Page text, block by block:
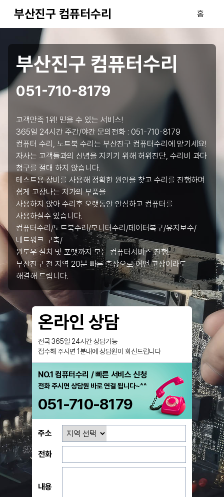
부산진구 컴퓨터수리 홈
부산진구 컴퓨터수리
051-710-8179
고객만족 1위! 믿을 수 있는 서비스!
365일 24시간 주간/야간 문의전화 : 051-710-8179
컴퓨터 수리, 노트북 수리는 부산진구 컴퓨터수리에 맡기세요!
자사는 고객들과의 신념을 지키기 위해 허위진단, 수리비 과다
청구를 절대 하지 않습니다.
테스트용 장비를 사용해 정확한 원인을 찾고 수리를 진행하며
쉽게 고장나는 저가의 부품을
사용하지 않아 수리후 오랫동안 안심하고 컴퓨터를
사용하실수 있습니다.
컴퓨터수리/노트북수리/모니터수리/데이터복구/유지보수/
네트워크 구축/
윈도우 설치 및 포맷까지 모든 컴퓨터서비스 진행.
부산진구 전 지역 20분 빠른 출장으로 어떤 고장이라도
해결해 드립니다.
온라인 상담
전국 365일 24시간 상담가능
접수해 주시면 1분내에 상담원이 회신드립니다
NO.1 컴퓨터수리 / 빠른 서비스 신청
전화 주시면 상담원 바로 연결 됩니다~^^
051-710-8179
주소
전화
내용